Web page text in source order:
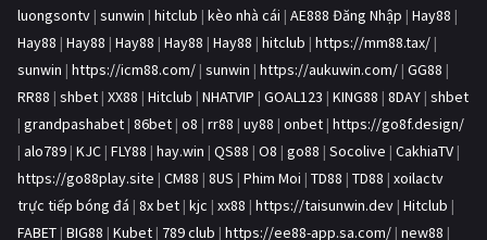
luongsontv | sunwin | hitclub | kèo nhà cái | AE888 Đăng Nhập | Hay88 |
Hay88 | Hay88 | Hay88 | Hay88 | Hay88 | hitclub | https://mm88.tax/ |
sunwin | https://icm88.com/ | sunwin | https://aukuwin.com/ | GG88 |
RR88 | shbet | XX88 | Hitclub | NHATVIP | GOAL123 | KING88 | 8DAY | shbet
| grandpashabet | 86bet | o8 | rr88 | uy88 | onbet | https://go8f.design/
| alo789 | KJC | FLY88 | hay.win | QS88 | O8 | go88 | Socolive | CakhiaTV |
https://go88play.site | CM88 | 8US | Phim Moi | TD88 | TD88 | xoilactv
trực tiếp bóng đá | 8x bet | kjc | xx88 | https://taisunwin.dev | Hitclub |
FABET | BIG88 | Kubet | 789 club | https://ee88-app.sa.com/ | new88 |